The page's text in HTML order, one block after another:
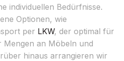
individuellen Bedürfnisse.
Optionen, wie
per LKW, der optimal für
an Möbeln und
hinaus arrangieren wir